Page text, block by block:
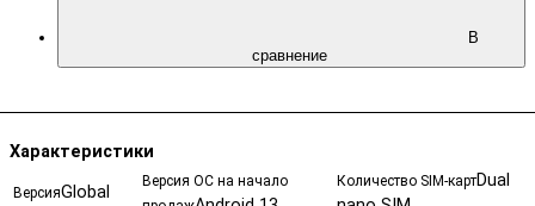
В
сравнение
Характеристики
ВерсияGlobal
Версия ОС на начало
Количество SIM-картDual